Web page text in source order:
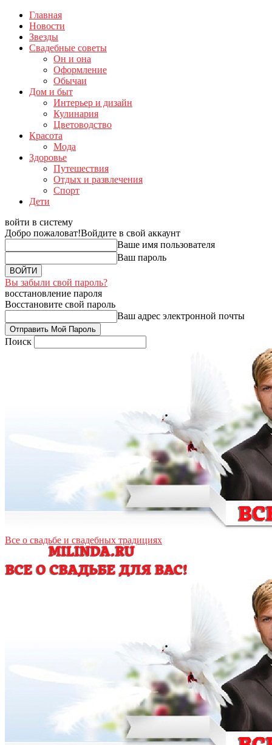
Главная
Новости
Звезды
Свадебные советы
Он и она
Оформление
Обычаи
Дом и быт
Интерьер и дизайн
Кулинария
Цветоводство
Красота
Мода
Здоровье
Путешествия
Отдых и развлечения
Спорт
Дети
войти в систему
Добро пожаловат!Войдите в свой аккаунт
Ваше имя пользователя
Ваш пароль
Вы забыли свой пароль?
восстановление пароля
Восстановите свой пароль
Ваш адрес электронной почты
Поиск
Все о свадьбе и свадебных традициях